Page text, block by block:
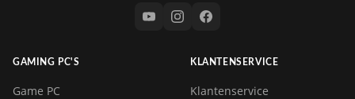
GAMING PC'S
Game PC
KLANTENSERVICE
Klantenservice